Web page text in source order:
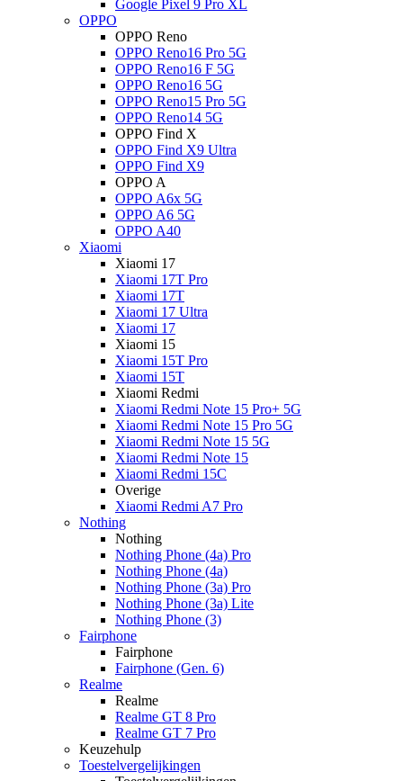
Google Pixel 9 Pro XL
OPPO
OPPO Reno
OPPO Reno16 Pro 5G
OPPO Reno16 F 5G
OPPO Reno16 5G
OPPO Reno15 Pro 5G
OPPO Reno14 5G
OPPO Find X
OPPO Find X9 Ultra
OPPO Find X9
OPPO A
OPPO A6x 5G
OPPO A6 5G
OPPO A40
Xiaomi
Xiaomi 17
Xiaomi 17T Pro
Xiaomi 17T
Xiaomi 17 Ultra
Xiaomi 17
Xiaomi 15
Xiaomi 15T Pro
Xiaomi 15T
Xiaomi Redmi
Xiaomi Redmi Note 15 Pro+ 5G
Xiaomi Redmi Note 15 Pro 5G
Xiaomi Redmi Note 15 5G
Xiaomi Redmi Note 15
Xiaomi Redmi 15C
Overige
Xiaomi Redmi A7 Pro
Nothing
Nothing
Nothing Phone (4a) Pro
Nothing Phone (4a)
Nothing Phone (3a) Pro
Nothing Phone (3a) Lite
Nothing Phone (3)
Fairphone
Fairphone
Fairphone (Gen. 6)
Realme
Realme
Realme GT 8 Pro
Realme GT 7 Pro
Keuzehulp
Toestelvergelijkingen